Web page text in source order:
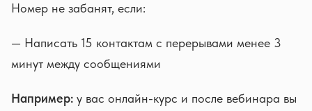
Номер не забанят, если:
— Написать 15 контактам с перерывами менее 3
минут между сообщениями
Например: у вас онлайн-курс и после вебинара вы